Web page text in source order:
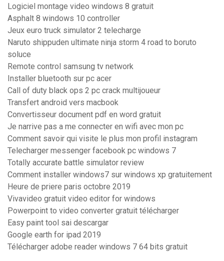
Logiciel montage video windows 8 gratuit
Asphalt 8 windows 10 controller
Jeux euro truck simulator 2 telecharge
Naruto shippuden ultimate ninja storm 4 road to boruto
soluce
Remote control samsung tv network
Installer bluetooth sur pc acer
Call of duty black ops 2 pc crack multijoueur
Transfert android vers macbook
Convertisseur document pdf en word gratuit
Je narrive pas a me connecter en wifi avec mon pc
Comment savoir qui visite le plus mon profil instagram
Telecharger messenger facebook pc windows 7
Totally accurate battle simulator review
Comment installer windows7 sur windows xp gratuitement
Heure de priere paris octobre 2019
Vivavideo gratuit video editor for windows
Powerpoint to video converter gratuit télécharger
Easy paint tool sai descargar
Google earth for ipad 2019
Télécharger adobe reader windows 7 64 bits gratuit